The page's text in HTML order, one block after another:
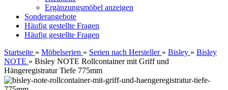
Ergänzungsmöbel anzeigen
Sonderangebote
Häufig gestellte Fragen
Häufig gestellte Fragen
Startseite » Möbelserien » Serien nach Hersteller » Bisley » Bisley
NOTE » Bisley NOTE Rollcontainer mit Griff und
Hängeregistratur Tiefe 775mm